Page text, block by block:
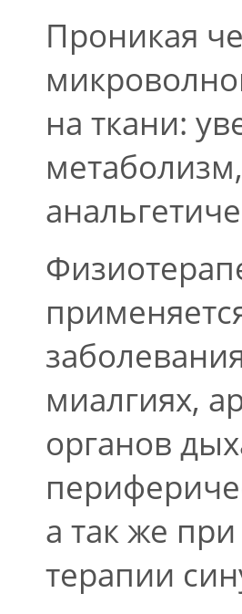
Проникая
на ткани:
миалгиях,
органов
а так же
терапии